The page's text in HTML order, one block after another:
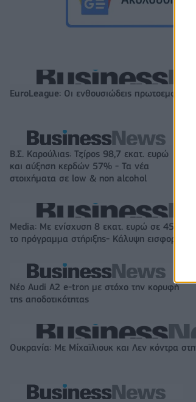
EuroLeague: Οι ενθουσιώδεις
Β.Σ. Καρούλιας: Τζίρος 98,7 εκατ. ευρώ
και αύξηση κερδών 57% - Τα νέα
στοιχήματα σε low & non alcohol
Media: Με ενίσχυση 8 εκατ. ευρώ σε 451
το πρόγραμμα στήριξης- Κάλυψη εισφορών
Νέο Audi A2 e-tron με στόχο την κορυφή
της αποδοτικότητας
Ουκρανία: Με Μίχαϊλιουκ και Λεν κόντρα